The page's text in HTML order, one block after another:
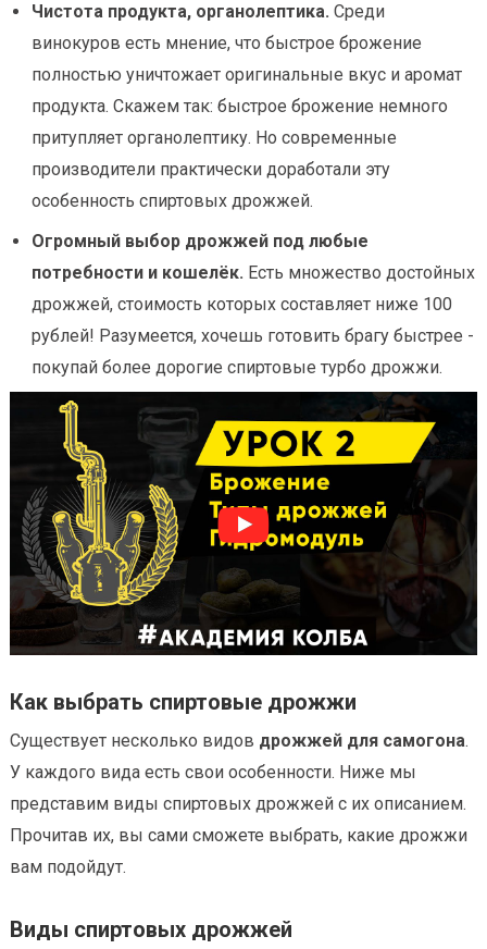
Чистота продукта, органолептика. Среди
винокуров есть мнение, что быстрое брожение
полностью уничтожает оригинальные вкус и аромат
продукта. Скажем так: быстрое брожение немного
притупляет органолептику. Но современные
производители практически доработали эту
особенность спиртовых дрожжей.
Огромный выбор дрожжей под любые
потребности и кошелёк. Есть множество достойных
дрожжей, стоимость которых составляет ниже 100
рублей! Разумеется, хочешь готовить брагу быстрее -
покупай более дорогие спиртовые турбо дрожжи.
Как выбрать спиртовые дрожжи
Существует несколько видов дрожжей для самогона.
У каждого вида есть свои особенности. Ниже мы
представим виды спиртовых дрожжей с их описанием.
Прочитав их, вы сами сможете выбрать, какие дрожжи
вам подойдут.
Виды спиртовых дрожжей